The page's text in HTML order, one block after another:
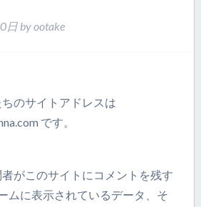
日byootake
のサイトアドレスは
です。
がこのサイトにコメントを残す
ムに表示されているデータ、そ